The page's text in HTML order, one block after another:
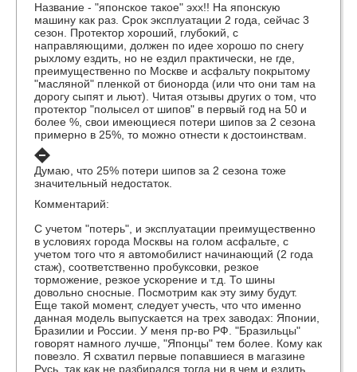
Название - "японское такое" эхх!! На японскую
машину как раз. Срок эксплуатации 2 года, сейчас 3
сезон. Протектор хороший, глубокий, с
направляющими, должен по идее хорошо по снегу
рыхлому ездить, но не ездил практически, не где,
преимущественно по Москве и асфальту покрытому
"масляной" пленкой от бионорда (или что они там на
дорогу сыпят и льют). Читая отзывы других о том, что
протектор "полысел от шипов" в первый год на 50 и
более %, свои имеющиеся потери шипов за 2 сезона
примерно в 25%, то можно отнести к достоинствам.
Думаю, что 25% потери шипов за 2 сезона тоже
значительный недостаток.
Комментарий:
С учетом "потерь", и эксплуатации преимущественно
в условиях города Москвы на голом асфальте, с
учетом того что я автомобилист начинающий (2 года
стаж), соответственно пробуксовки, резкое
торможение, резкое ускорение и т.д. То шины
довольно сносные. Посмотрим как эту зиму будут.
Еще такой момент, следует учесть, что что именно
данная модель выпускается на трех заводах: Японии,
Бразилии и России. У меня пр-во РФ. "Бразильцы"
говорят намного лучше, "Японцы" тем более. Кому как
повезло. Я схватил первые попавшиеся в магазине
Русь, так как не разбирался тогда ни в чем и ездить